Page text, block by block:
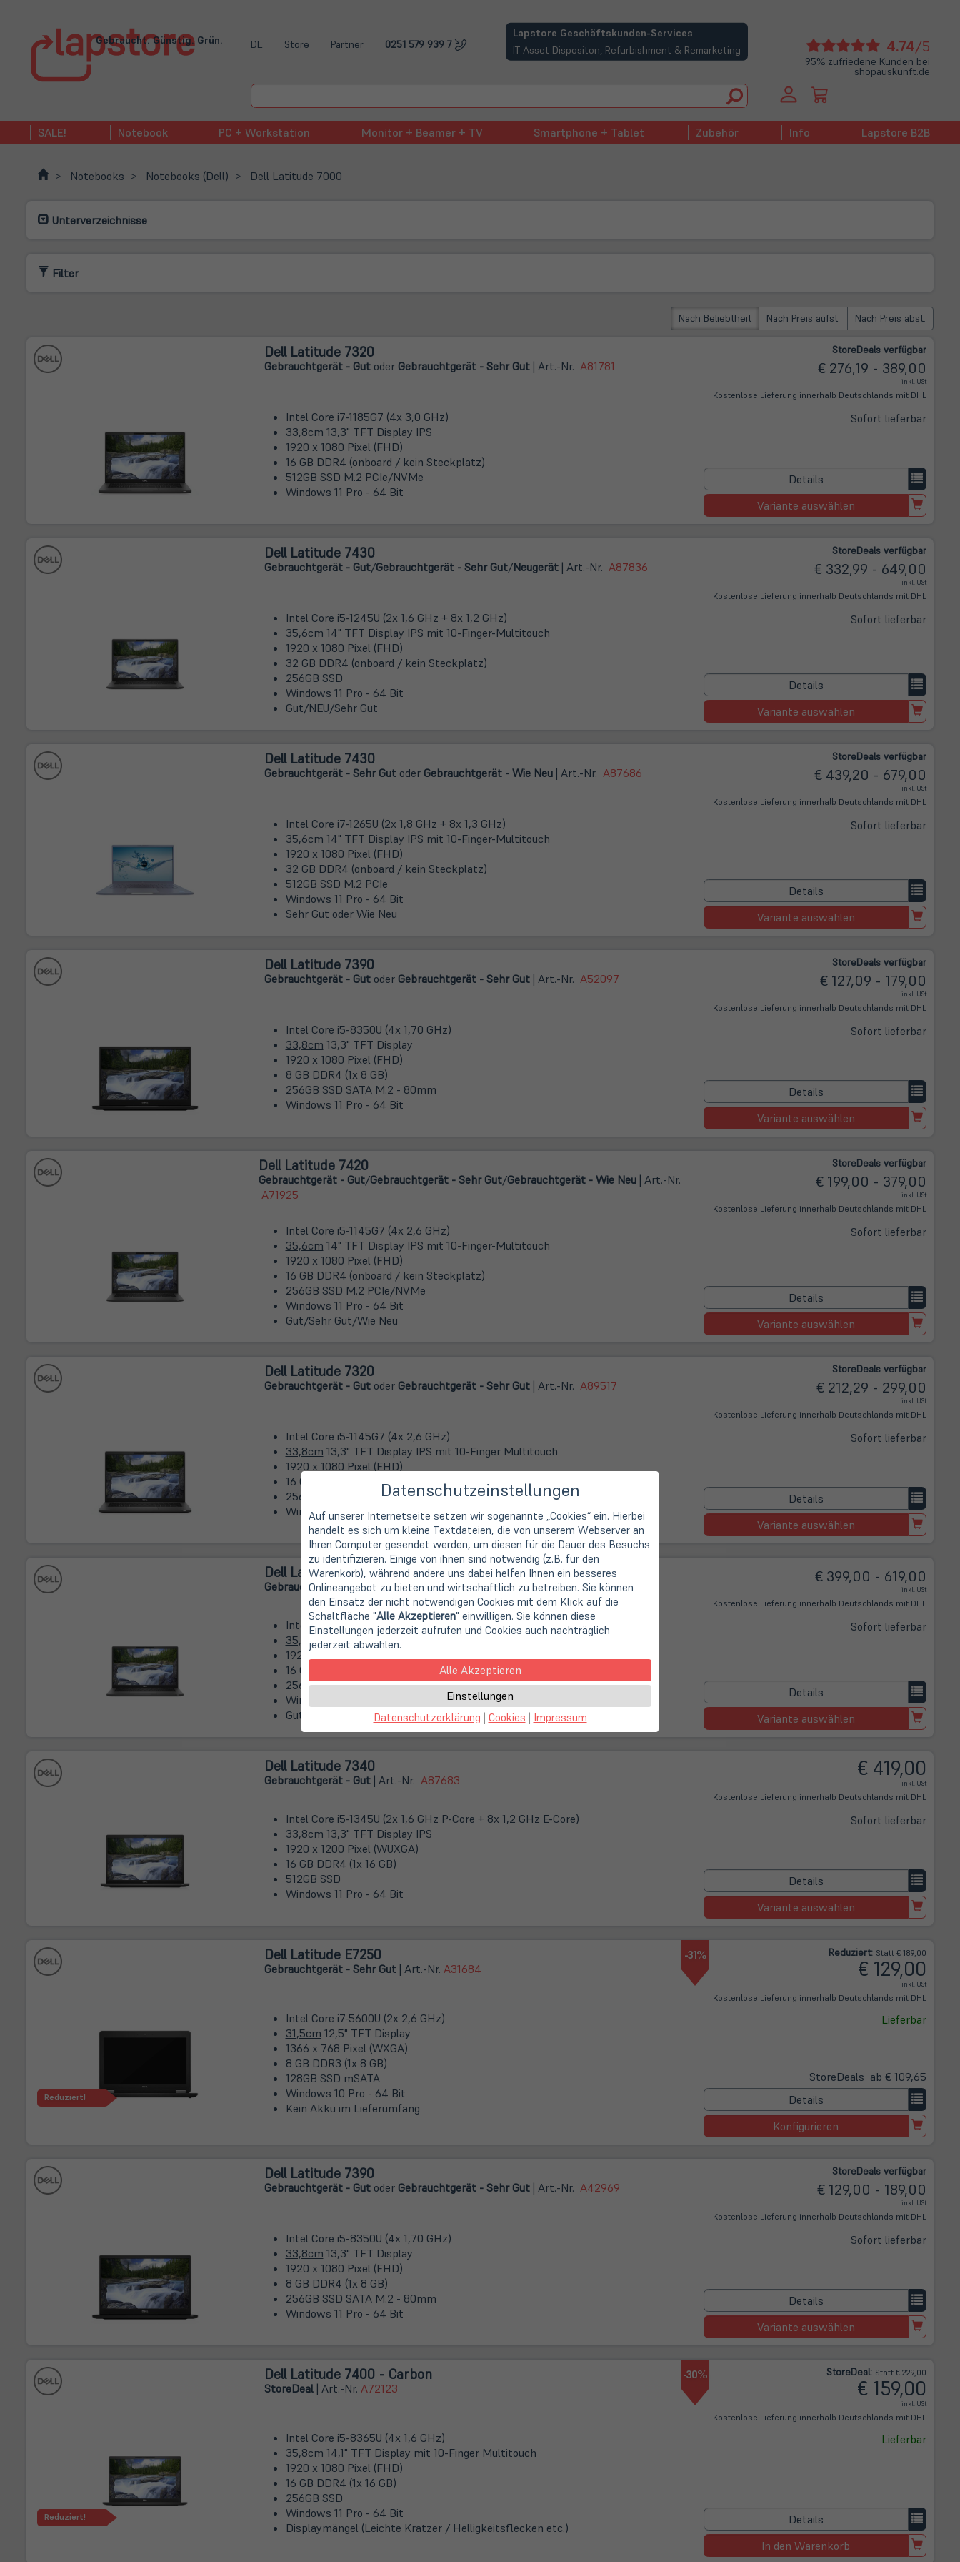
Gebraucht. Günstig. Grün. DE Store Partner 0251 579 939 7
Lapstore Geschäftskunden-Services
IT Asset Dispositon, Refurbishment & Remarketing
(öffnet in neuem Tab)
4.74/5
95% zufriedene Kunden bei
shopauskunft.de
SALE! Notebook PC + Workstation Monitor + Beamer + TV Smartphone + Tablet Zubehör Info Lapstore B2B
Notebooks Notebooks (Dell) Dell Latitude 7000
Unterverzeichnisse
Filter
Nach Beliebtheit Nach Preis aufst. Nach Preis abst.
Dell Latitude 7320
Gebrauchtgerät - Gutoder Gebrauchtgerät - Sehr Gut| Art.-Nr. A81781
StoreDeals verfügbar
€ 276,19 - 389,00
inkl. USt
Kostenlose Lieferung innerhalb Deutschlands mit DHL
Intel Core i7-1185G7 (4x 3,0 GHz)
33,8cm 13,3" TFT Display IPS
1920 x 1080 Pixel (FHD)
16 GB DDR4 (onboard / kein Steckplatz)
512GB SSD M.2 PCIe/NVMe
Windows 11 Pro - 64 Bit
Sofort lieferbar
Details
Variante auswählen
Dell Latitude 7430
Gebrauchtgerät - Gut/Gebrauchtgerät - Sehr Gut/Neugerät| Art.-Nr. A87836
StoreDeals verfügbar
€ 332,99 - 649,00
inkl. USt
Kostenlose Lieferung innerhalb Deutschlands mit DHL
Intel Core i5-1245U (2x 1,6 GHz + 8x 1,2 GHz)
35,6cm 14" TFT Display IPS mit 10-Finger-Multitouch
1920 x 1080 Pixel (FHD)
32 GB DDR4 (onboard / kein Steckplatz)
256GB SSD
Windows 11 Pro - 64 Bit
Gut/NEU/Sehr Gut
Sofort lieferbar
Details
Variante auswählen
Dell Latitude 7430
Gebrauchtgerät - Sehr Gutoder Gebrauchtgerät - Wie Neu| Art.-Nr. A87686
StoreDeals verfügbar
€ 439,20 - 679,00
inkl. USt
Kostenlose Lieferung innerhalb Deutschlands mit DHL
Intel Core i7-1265U (2x 1,8 GHz + 8x 1,3 GHz)
35,6cm 14" TFT Display IPS mit 10-Finger-Multitouch
1920 x 1080 Pixel (FHD)
32 GB DDR4 (onboard / kein Steckplatz)
512GB SSD M.2 PCIe
Windows 11 Pro - 64 Bit
Sehr Gut oder Wie Neu
Sofort lieferbar
Details
Variante auswählen
Dell Latitude 7390
Gebrauchtgerät - Gutoder Gebrauchtgerät - Sehr Gut| Art.-Nr. A52097
StoreDeals verfügbar
€ 127,09 - 179,00
inkl. USt
Kostenlose Lieferung innerhalb Deutschlands mit DHL
Intel Core i5-8350U (4x 1,70 GHz)
33,8cm 13,3" TFT Display
1920 x 1080 Pixel (FHD)
8 GB DDR4 (1x 8 GB)
256GB SSD SATA M.2 - 80mm
Windows 11 Pro - 64 Bit
Sofort lieferbar
Details
Variante auswählen
Dell Latitude 7420
Gebrauchtgerät - Gut/Gebrauchtgerät - Sehr Gut/Gebrauchtgerät - Wie Neu | Art.-Nr.
A71925
StoreDeals verfügbar
€ 199,00 - 379,00
inkl. USt
Kostenlose Lieferung innerhalb Deutschlands mit DHL
Intel Core i5-1145G7 (4x 2,6 GHz)
35,6cm 14" TFT Display IPS mit 10-Finger-Multitouch
1920 x 1080 Pixel (FHD)
16 GB DDR4 (onboard / kein Steckplatz)
256GB SSD M.2 PCIe/NVMe
Windows 11 Pro - 64 Bit
Gut/Sehr Gut/Wie Neu
Sofort lieferbar
Details
Variante auswählen
Dell Latitude 7320
Gebrauchtgerät - Gutoder Gebrauchtgerät - Sehr Gut| Art.-Nr. A89517
StoreDeals verfügbar
€ 212,29 - 299,00
inkl. USt
Kostenlose Lieferung innerhalb Deutschlands mit DHL
Intel Core i5-1145G7 (4x 2,6 GHz)
33,8cm 13,3" TFT Display IPS mit 10-Finger Multitouch
1920 x 1080 Pixel (FHD)
16 GB DDR4 (onboard / kein Steckplatz)
256GB SSD M.2 PCIe/NVMe
Windows 11 Pro - 64 Bit
Sofort lieferbar
Details
Variante auswählen
Dell Latitude 7440
Gebrauchtgerät - GutoderGebrauchtgerät - Wie Neu| Art.-Nr.A88913
€ 399,00 - 619,00
inkl. USt
Kostenlose Lieferung innerhalb Deutschlands mit DHL
Intel Core i5-1345U (2x 1,6 GHz P-Core + 8x 1,2 GHz E-Core)
35,8cm14,1" TFT Display mit 10-Finger Multitouch
1920 x 1200 Pixel (WUXGA)
16 GB DDR5 (onBoard / kein Steckplatz)
256GB SSD
Windows 11 Pro - 64 Bit
Gut oder Wie Neu
Sofort lieferbar
Details
Variante auswählen
Dell Latitude 7340
Gebrauchtgerät - Gut| Art.-Nr. A87683 € 419,00
inkl. USt
Kostenlose Lieferung innerhalb Deutschlands mit DHL
Intel Core i5-1345U (2x 1,6 GHz P-Core + 8x 1,2 GHz E-Core)
33,8cm 13,3" TFT Display IPS
1920 x 1200 Pixel (WUXGA)
16 GB DDR4 (1x 16 GB)
512GB SSD
Windows 11 Pro - 64 Bit
Sofort lieferbar
Details
Variante auswählen
Dell Latitude E7250
Gebrauchtgerät - Sehr Gut| Art.-Nr. A31684
-31% Reduziert: Statt € 189,00
€ 129,00
inkl. USt
Kostenlose Lieferung innerhalb Deutschlands mit DHL
Reduziert!
Intel Core i7-5600U (2x 2,6 GHz)
31,5cm 12,5" TFT Display
1366 x 768 Pixel (WXGA)
8 GB DDR3 (1x 8 GB)
128GB SSD mSATA
Windows 10 Pro - 64 Bit
Kein Akku im Lieferumfang
Lieferbar
StoreDeals ab € 109,65
Details
Konfigurieren
Dell Latitude 7390
Gebrauchtgerät - Gutoder Gebrauchtgerät - Sehr Gut| Art.-Nr. A42969
StoreDeals verfügbar
€ 129,00 - 189,00
inkl. USt
Kostenlose Lieferung innerhalb Deutschlands mit DHL
Intel Core i5-8350U (4x 1,70 GHz)
33,8cm 13,3" TFT Display
1920 x 1080 Pixel (FHD)
8 GB DDR4 (1x 8 GB)
256GB SSD SATA M.2 - 80mm
Windows 11 Pro - 64 Bit
Sofort lieferbar
Details
Variante auswählen
Dell Latitude 7400 - Carbon
StoreDeal| Art.-Nr. A72123
-30% StoreDeal: Statt € 229,00
€ 159,00
inkl. USt
Kostenlose Lieferung innerhalb Deutschlands mit DHL
Reduziert!
Intel Core i5-8365U (4x 1,6 GHz)
35,8cm 14,1" TFT Display mit 10-Finger Multitouch
1920 x 1080 Pixel (FHD)
16 GB DDR4 (1x 16 GB)
256GB SSD
Windows 11 Pro - 64 Bit
Displaymängel (Leichte Kratzer / Helligkeitsflecken etc.)
Lieferbar
Details
In den Warenkorb
Datenschutzeinstellungen
Auf unserer Internetseite setzen wir sogenannte „Cookies“ ein. Hierbei
handelt es sich um kleine Textdateien, die von unserem Webserver an
Ihren Computer gesendet werden, um diesen für die Dauer des Besuchs
zu identifizieren. Einige von ihnen sind notwendig (z.B. für den
Warenkorb), während andere uns dabei helfen Ihnen ein besseres
Onlineangebot zu bieten und wirtschaftlich zu betreiben. Sie können
den Einsatz der nicht notwendigen Cookies mit dem Klick auf die
Schaltfläche "Alle Akzeptieren" einwilligen. Sie können diese
Einstellungen jederzeit aufrufen und Cookies auch nachträglich
jederzeit abwählen.
Alle Akzeptieren
Einstellungen
Datenschutzerklärung | Cookies | Impressum